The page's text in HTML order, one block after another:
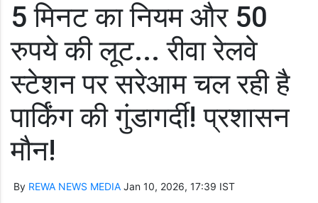
5 मिनट का नियम और 50
रुपये की लूट... रीवा रेलवे
स्टेशन पर सरेआम चल रही है
पार्किंग की गुंडागर्दी! प्रशासन
मौन!
By REWA NEWS MEDIA Jan 10, 2026, 17:39 IST